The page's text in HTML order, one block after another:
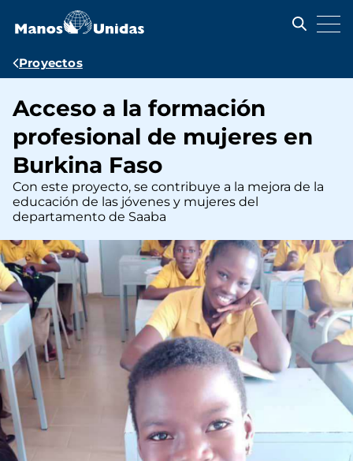
contenido
Ruta
navegación
Proyectos
Acceso a la formación
profesional de mujeres en
Burkina Faso
Con este proyecto, se contribuye a la mejora de la
educación de las jóvenes y mujeres del
departamento de Saaba